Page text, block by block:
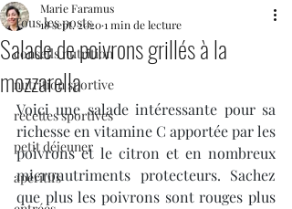
Tous les posts
conseils nutrition
nutrition sportive
recettes sportives
petit déjeuner
apéritifs
Salade de poivrons grillés à la
mozzarella
Marie Faramus
18 sept. 20201 min de lecture
Voici une salade intéressante pour sa
richesse en vitamine C apportée par les
poivrons et le citron et en nombreux
micronutriments protecteurs. Sachez
que plus les poivrons sont rouges plus